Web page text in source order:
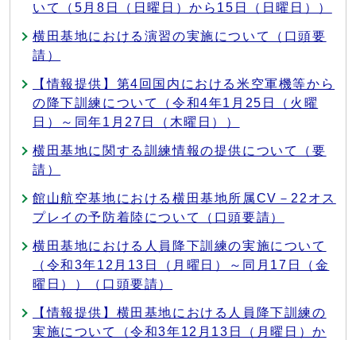
いて（5月8日（日曜日）から15日（日曜日））
横田基地における演習の実施について（口頭要
請）
【情報提供】第4回国内における米空軍機等から
の降下訓練について（令和4年1月25日（火曜
日）～同年1月27日（木曜日））
横田基地に関する訓練情報の提供について（要
請）
館山航空基地における横田基地所属CV－22オス
プレイの予防着陸について（口頭要請）
横田基地における人員降下訓練の実施について
（令和3年12月13日（月曜日）～同月17日（金
曜日））（口頭要請）
【情報提供】横田基地における人員降下訓練の
実施について（令和3年12月13日（月曜日）か